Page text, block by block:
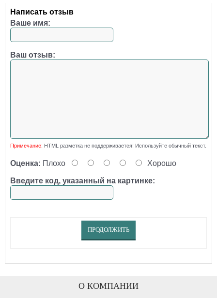
Написать отзыв
Ваше имя:
Ваш отзыв:
Примечание: HTML разметка не поддерживается! Используйте обычный текст.
Оценка: Плохо Хорошо
Введите код, указанный на картинке:
ПРОДОЛЖИТЬ
О КОМПАНИИ